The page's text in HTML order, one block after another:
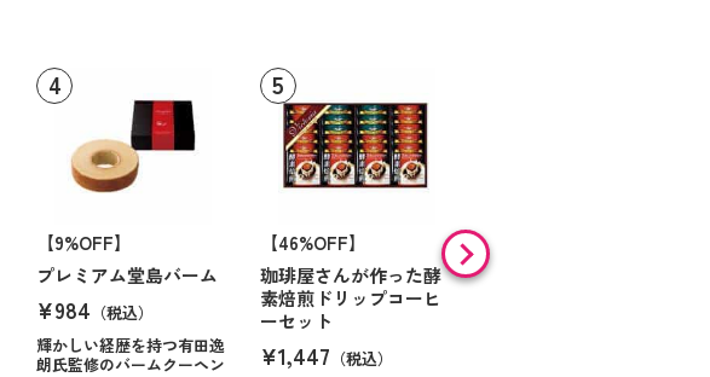
【9%OFF】
プレミアム堂島バーム
¥984 （税込）
輝かしい経歴を持つ有田逸
朗氏監修のバームクーヘン
【46%OFF】
珈琲屋さんが作った酵
素焙煎ドリップコーヒ
ーセット
¥1,447 （税込）
【9%OFF】
アラン・ド・パリ ショ